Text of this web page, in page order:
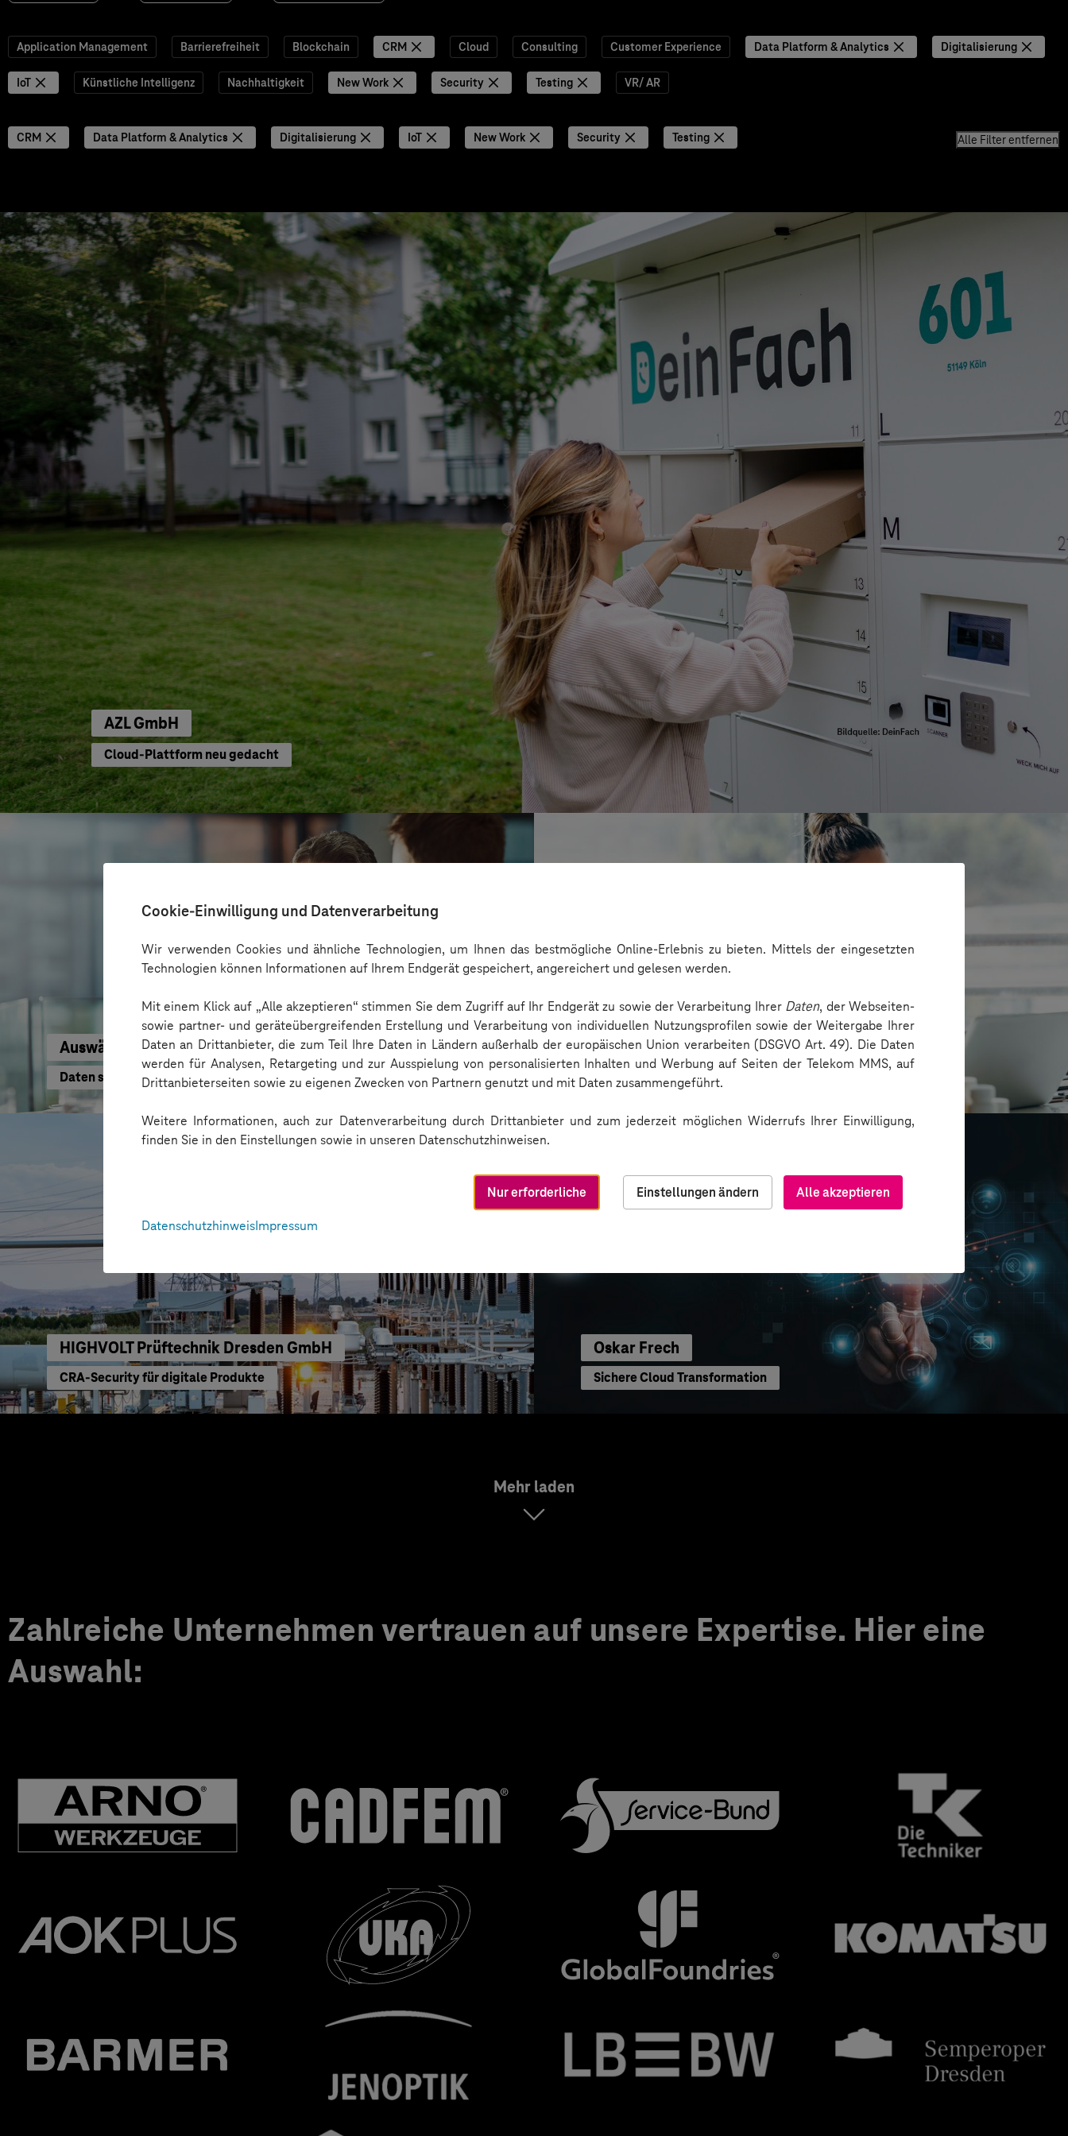
Cookie-Einwilligung und Datenverarbeitung
Wir verwenden Cookies und ähnliche Technologien, um Ihnen das bestmögliche Online-Erlebnis zu bieten. Mittels der eingesetzten
Technologien können Informationen auf Ihrem Endgerät gespeichert, angereichert und gelesen werden.
Mit einem Klick auf „Alle akzeptieren“ stimmen Sie dem Zugriff auf Ihr Endgerät zu sowie der Verarbeitung Ihrer Daten, der Webseiten-
sowie partner- und geräteübergreifenden Erstellung und Verarbeitung von individuellen Nutzungsprofilen sowie der Weitergabe Ihrer
Daten an Drittanbieter, die zum Teil Ihre Daten in Ländern außerhalb der europäischen Union verarbeiten (DSGVO Art. 49). Die Daten
werden für Analysen, Retargeting und zur Ausspielung von personalisierten Inhalten und Werbung auf Seiten der Telekom MMS, auf
Drittanbieterseiten sowie zu eigenen Zwecken von Partnern genutzt und mit Daten zusammengeführt.
Weitere Informationen, auch zur Datenverarbeitung durch Drittanbieter und zum jederzeit möglichen Widerrufs Ihrer Einwilligung,
finden Sie in den Einstellungen sowie in unseren Datenschutzhinweisen.
Alle akzeptieren
Nur erforderliche
Einstellungen ändern
DatenschutzhinweisImpressum
Application Management Barrierefreiheit Blockchain CRM Cloud Consulting Customer Experience Data Platform & Analytics Digitalisierung
IoT Künstliche Intelligenz Nachhaltigkeit New Work Security Testing VR/ AR
CRM Data Platform & Analytics Digitalisierung IoT New Work Security Testing Alle Filter entfernen
AZL GmbH
Cloud-Plattform neu gedacht
Auswärtiges Amt
Daten schneller nutzen
BARMER
Sichere Kommunikation über Messenger
HIGHVOLT Prüftechnik Dresden GmbH
CRA-Security für digitale Produkte
Oskar Frech
Sichere Cloud Transformation
Mehr laden
Zahlreiche Unternehmen vertrauen auf unsere Expertise. Hier eine
Auswahl: